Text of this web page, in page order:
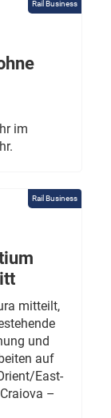
Rail Business
im
Rail Business
mitteilt,
und
auf
East-
–